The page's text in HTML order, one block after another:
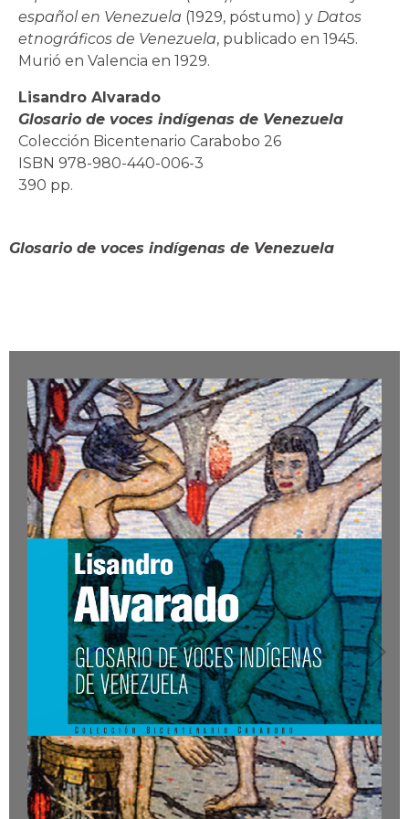
español en Venezuela (1929, póstumo) y Datos
etnográficos de Venezuela, publicado en 1945.
Murió en Valencia en 1929.
Lisandro Alvarado
Glosario de voces indígenas de Venezuela
Colección Bicentenario Carabobo 26
ISBN 978-980-440-006-3
390 pp.
Glosario de voces indígenas de Venezuela